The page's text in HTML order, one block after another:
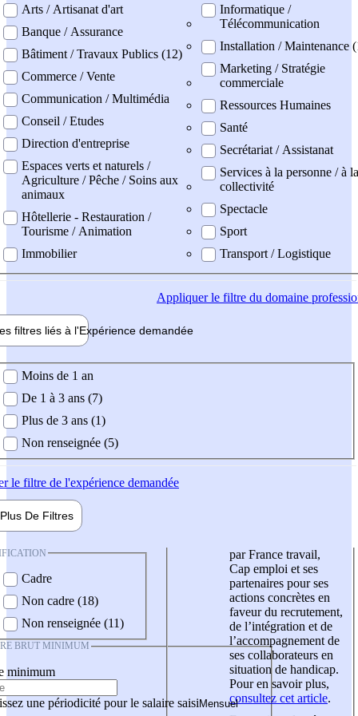
Arts / Artisanat d'art
Banque / Assurance
Bâtiment / Travaux Publics (12)
Commerce / Vente
Communication / Multimédia
Conseil / Etudes
Direction d'entreprise
Espaces verts et naturels /
Agriculture / Pêche / Soins aux
animaux
Hôtellerie - Restauration /
Tourisme / Animation
Immobilier
Informatique /
Télécommunication
Installation / Maintenance
Marketing / Stratégie
commerciale
Ressources Humaines
Santé
Secrétariat / Assistanat
Services à la personne / à la
collectivité
Spectacle
Sport
Transport / Logistique
Appliquerle filtre du domaine
filtres liés à l'Expérience demandée
demandée
Moins de 1 an
De 1 à 3 ans (7)
Plus de 3 ans (1)
Non renseignée (5)
le filtre de l'expérience demandée
Plus De Filtres
Cadre
Non cadre (18)
Non renseignée (11)
BRUT MINIMUM
minimum
une périodicité pour le salaire saisi
par France travail,
Cap emploi et ses
partenaires pour ses
actions concrètes en
faveur du recrutement,
de l’intégration et de
l’accompagnement de
ses collaborateurs en
situation de handicap.
Pour en savoir plus,
consultez cet article.